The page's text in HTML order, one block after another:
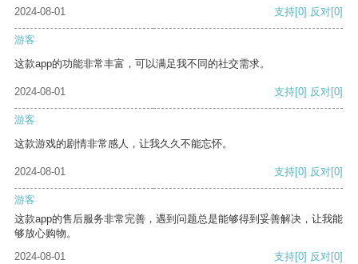
2024-08-01 支持[0] 反对[0]
游客
这款app的功能非常丰富，可以满足我不同的社交需求。
2024-08-01 支持[0] 反对[0]
游客
这款游戏的剧情非常感人，让我久久不能忘怀。
2024-08-01 支持[0] 反对[0]
游客
这款app的售后服务非常完善，遇到问题总是能够得到妥善解决，让我能
够放心购物。
2024-08-01
支持[0] 反对[0]